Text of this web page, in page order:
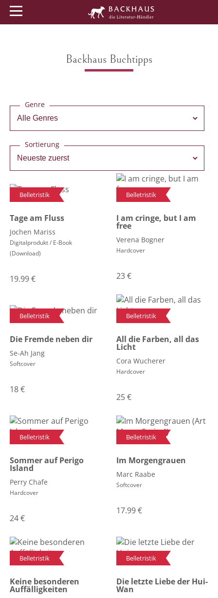
Backhaus Buchtipps
Genre
Sortierung
Belletristik
Tage am Fluss
Jochen Mariss
Digitalprodukt / E-Book
(Download)
19.99€
Belletristik
I am cringe, but I am
free
Verena Bogner
Hardcover
23€
Belletristik
Die Fremde neben dir
Se-Ah Jang
Softcover
18€
Belletristik
All die Farben, all das
Licht
Cora Wucherer
Hardcover
25€
Belletristik
Sommer auf Perigo
Island
Perry Chafe
Hardcover
24€
Belletristik
Im Morgengrauen
Marc Raabe
Softcover
17.99€
Belletristik
Keine besonderen
Auffälligkeiten
Belletristik
Die letzte Liebe der Hui-
Wan